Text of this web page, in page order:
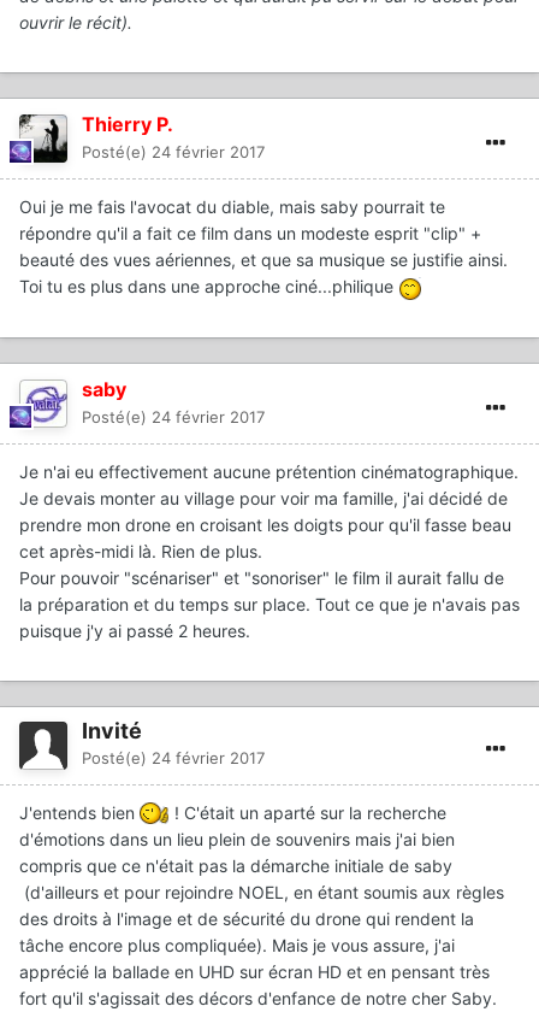
ouvrir le récit).
Thierry P.
Posté(e) 24 février 2017
Oui je me fais l'avocat du diable, mais saby pourrait te
répondre qu'il a fait ce film dans un modeste esprit "clip" +
beauté des vues aériennes, et que sa musique se justifie ainsi.
Toi tu es plus dans une approche ciné...philique
saby
Posté(e) 24 février 2017
Je n'ai eu effectivement aucune prétention cinématographique.
Je devais monter au village pour voir ma famille, j'ai décidé de
prendre mon drone en croisant les doigts pour qu'il fasse beau
cet après-midi là. Rien de plus.
Pour pouvoir "scénariser" et "sonoriser" le film il aurait fallu de
la préparation et du temps sur place. Tout ce que je n'avais pas
puisque j'y ai passé 2 heures.
Invité
Posté(e) 24 février 2017
J'entends bien
! C'était un aparté sur la recherche
d'émotions dans un lieu plein de souvenirs mais j'ai bien
compris que ce n'était pas la démarche initiale de saby
(d'ailleurs et pour rejoindre NOEL, en étant soumis aux règles
des droits à l'image et de sécurité du drone qui rendent la
tâche encore plus compliquée). Mais je vous assure, j'ai
apprécié la ballade en UHD sur écran HD et en pensant très
fort qu'il s'agissait des décors d'enfance de notre cher Saby.